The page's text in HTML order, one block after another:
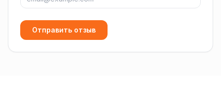
Отправить отзыв